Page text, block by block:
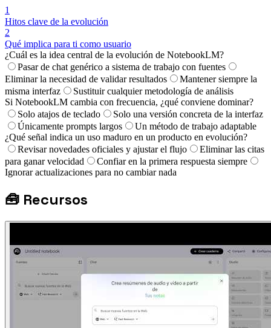
1
Hitos clave de la evolución
2
Qué implica para ti como usuario
¿Cuál es la idea central de la evolución de NotebookLM?
Pasar de chat genérico a sistema de trabajo con fuentes
Eliminar la necesidad de validar resultados
Mantener siempre la
misma interfaz
Sustituir cualquier metodología de análisis
Si NotebookLM cambia con frecuencia, ¿qué conviene dominar?
Solo atajos de teclado
Solo una versión concreta de la interfaz
Únicamente prompts largos
Un método de trabajo adaptable
¿Qué señal indica un uso maduro en un producto en evolución?
Revisar novedades oficiales y ajustar el flujo
Eliminar las citas
para ganar velocidad
Confiar en la primera respuesta siempre
Ignorar actualizaciones para no cambiar nada
🧰 Recursos